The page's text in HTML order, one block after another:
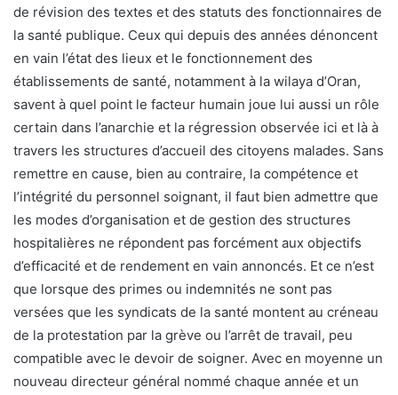
de révision des textes et des statuts des fonctionnaires de
la santé publique. Ceux qui depuis des années dénoncent
en vain l’état des lieux et le fonctionnement des
établissements de santé, notamment à la wilaya d’Oran,
savent à quel point le facteur humain joue lui aussi un rôle
certain dans l’anarchie et la régression observée ici et là à
travers les structures d’accueil des citoyens malades. Sans
remettre en cause, bien au contraire, la compétence et
l’intégrité du personnel soignant, il faut bien admettre que
les modes d’organisation et de gestion des structures
hospitalières ne répondent pas forcément aux objectifs
d’efficacité et de rendement en vain annoncés. Et ce n’est
que lorsque des primes ou indemnités ne sont pas
versées que les syndicats de la santé montent au créneau
de la protestation par la grève ou l’arrêt de travail, peu
compatible avec le devoir de soigner. Avec en moyenne un
nouveau directeur général nommé chaque année et un